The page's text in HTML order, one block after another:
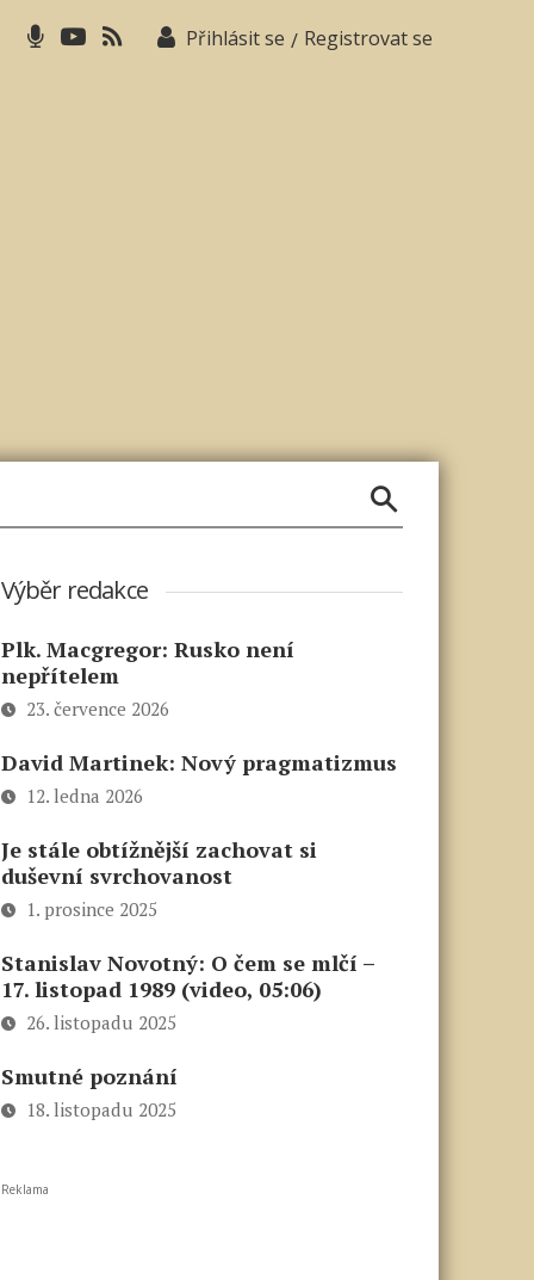
Přihlásit se / Registrovat se
Výběr redakce
Plk. Macgregor: Rusko není
nepřítelem
23. července 2026
David Martinek: Nový pragmatizmus
12. ledna 2026
Je stále obtížnější zachovat si
duševní svrchovanost
1. prosince 2025
Stanislav Novotný: O čem se mlčí –
17. listopad 1989 (video, 05:06)
26. listopadu 2025
Smutné poznání
18. listopadu 2025
Reklama